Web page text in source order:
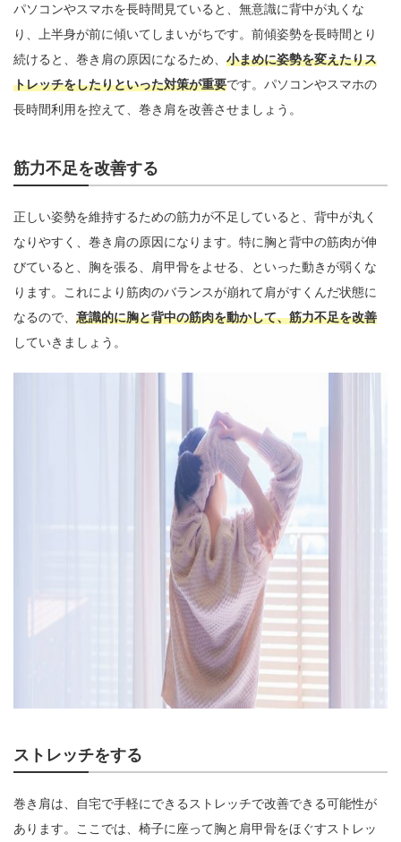
パソコンやスマホを長時間見ていると、無意識に背中が丸くな
り、上半身が前に傾いてしまいがちです。前傾姿勢を長時間とり
続けると、巻き肩の原因になるため、 小まめに姿勢を変えたりス
トレッチをしたりといった対策が重要です。パソコンやスマホの
長時間利用を控えて、巻き肩を改善させましょう。
筋力不足を改善する
正しい姿勢を維持するための筋力が不足していると、背中が丸く
なりやすく、巻き肩の原因になります。特に胸と背中の筋肉が伸
びていると、胸を張る、肩甲骨をよせる、といった動きが弱くな
ります。これにより筋肉のバランスが崩れて肩がすくんだ状態に
なるので、 意識的に胸と背中の筋肉を動かして、筋力不足を改善
していきましょう。
ストレッチをする
巻き肩は、自宅で手軽にできるストレッチで改善できる可能性が
あります。ここでは、椅子に座って胸と肩甲骨をほぐすストレッ